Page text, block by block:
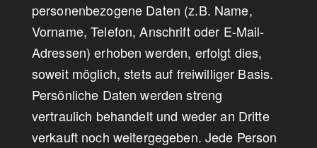
personenbezogene Daten (z.B. Name,
Vorname, Telefon, Anschrift oder E-Mail-
Adressen) erhoben werden, erfolgt dies,
soweit möglich, stets auf freiwilliger Basis.
Persönliche Daten werden streng
vertraulich behandelt und weder an Dritte
verkauft noch weitergegeben. Jede Person